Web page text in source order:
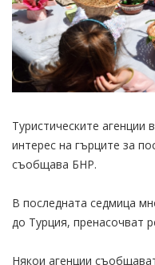
Туристическите
интерес на гърците за
съобщава БНР.
В последната седмица
до Турция, пренасочват
Някои агенции